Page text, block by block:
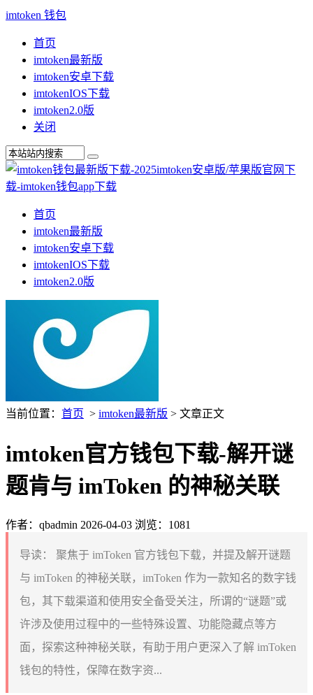
imtoken 钱包
首页
imtoken最新版
imtoken安卓下载
imtokenIOS下载
imtoken2.0版
关闭
首页
imtoken最新版
imtoken安卓下载
imtokenIOS下载
imtoken2.0版
当前位置： 首页 > imtoken最新版 > 文章正文
imtoken官方钱包下载-解开谜
题肯与 imToken 的神秘关联
作者：qbadmin 2026-04-03 浏览：1081
导读：
聚焦于 imToken 官方钱包下载，并提及解开谜题
与 imToken 的神秘关联，imToken 作为一款知名的数字钱
包，其下载渠道和使用安全备受关注，所谓的“谜题”或
许涉及使用过程中的一些特殊设置、功能隐藏点等方
面，探索这种神秘关联，有助于用户更深入了解 imToken
钱包的特性，保障在数字资...